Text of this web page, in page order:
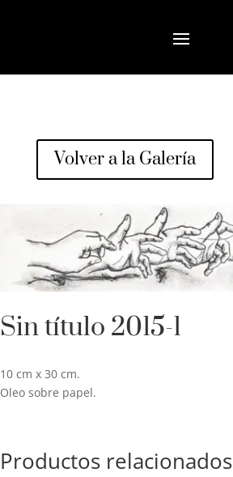
Volver a la Galería
Sin título 2015-1
10 cm x 30 cm.
Oleo sobre papel.
Productos relacionados